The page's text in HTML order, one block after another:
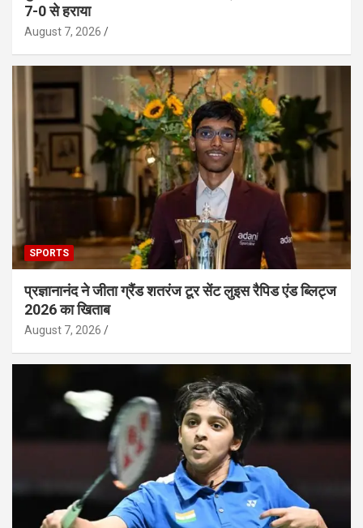
7-0 से हराया
August 7, 2026
SPORTS
प्रज्ञानानंद ने जीता ग्रैंड शतरंज टूर सेंट लुइस रैपिड एंड ब्लिट्ज
2026 का खिताब
August 7, 2026